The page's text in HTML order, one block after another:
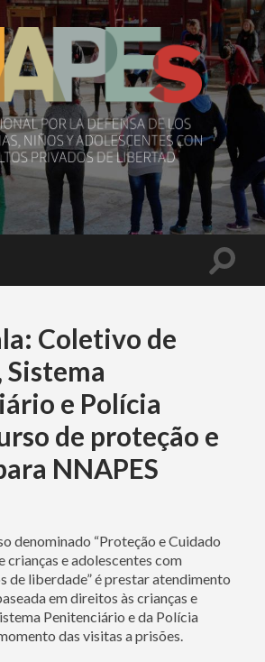
NNAPEs
Toggle
Coletivo de
Sistema
e Polícia
de proteção e
NNAPES
denominado “Proteção e Cuidado
crianças e adolescentes com
de liberdade” é prestar atendimento
em direitos às crianças e
Penitenciário e da Polícia
das visitas a prisões.